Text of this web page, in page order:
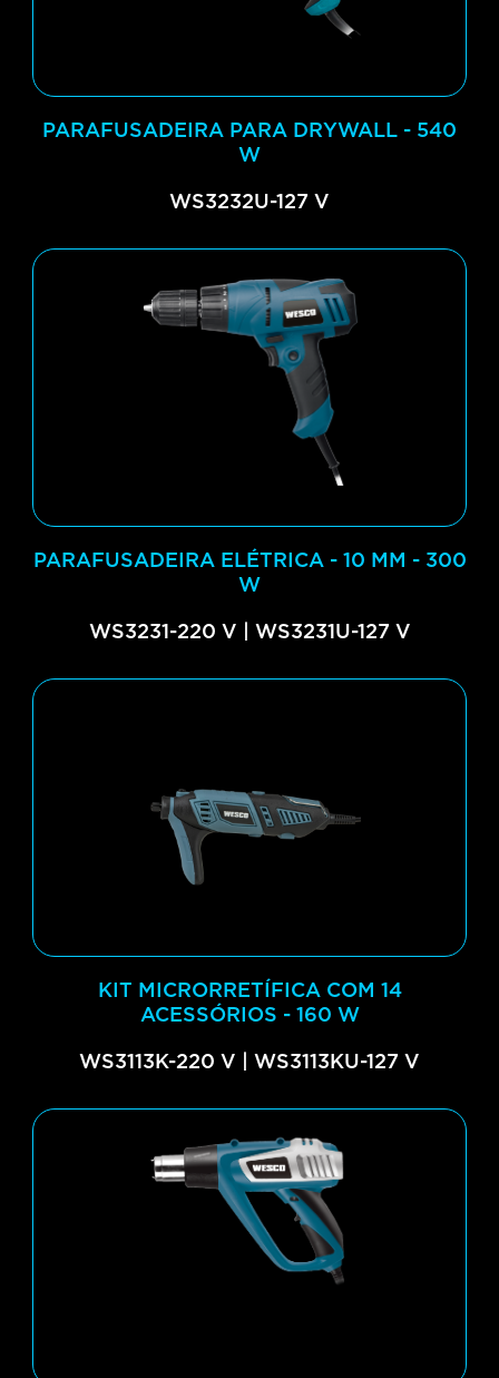
PARAFUSADEIRA PARA DRYWALL - 540
W
WS3232U-127 V
PARAFUSADEIRA ELÉTRICA - 10 MM - 300
W
WS3231-220 V | WS3231U-127 V
KIT MICRORRETÍFICA COM 14
ACESSÓRIOS - 160 W
WS3113K-220 V | WS3113KU-127 V